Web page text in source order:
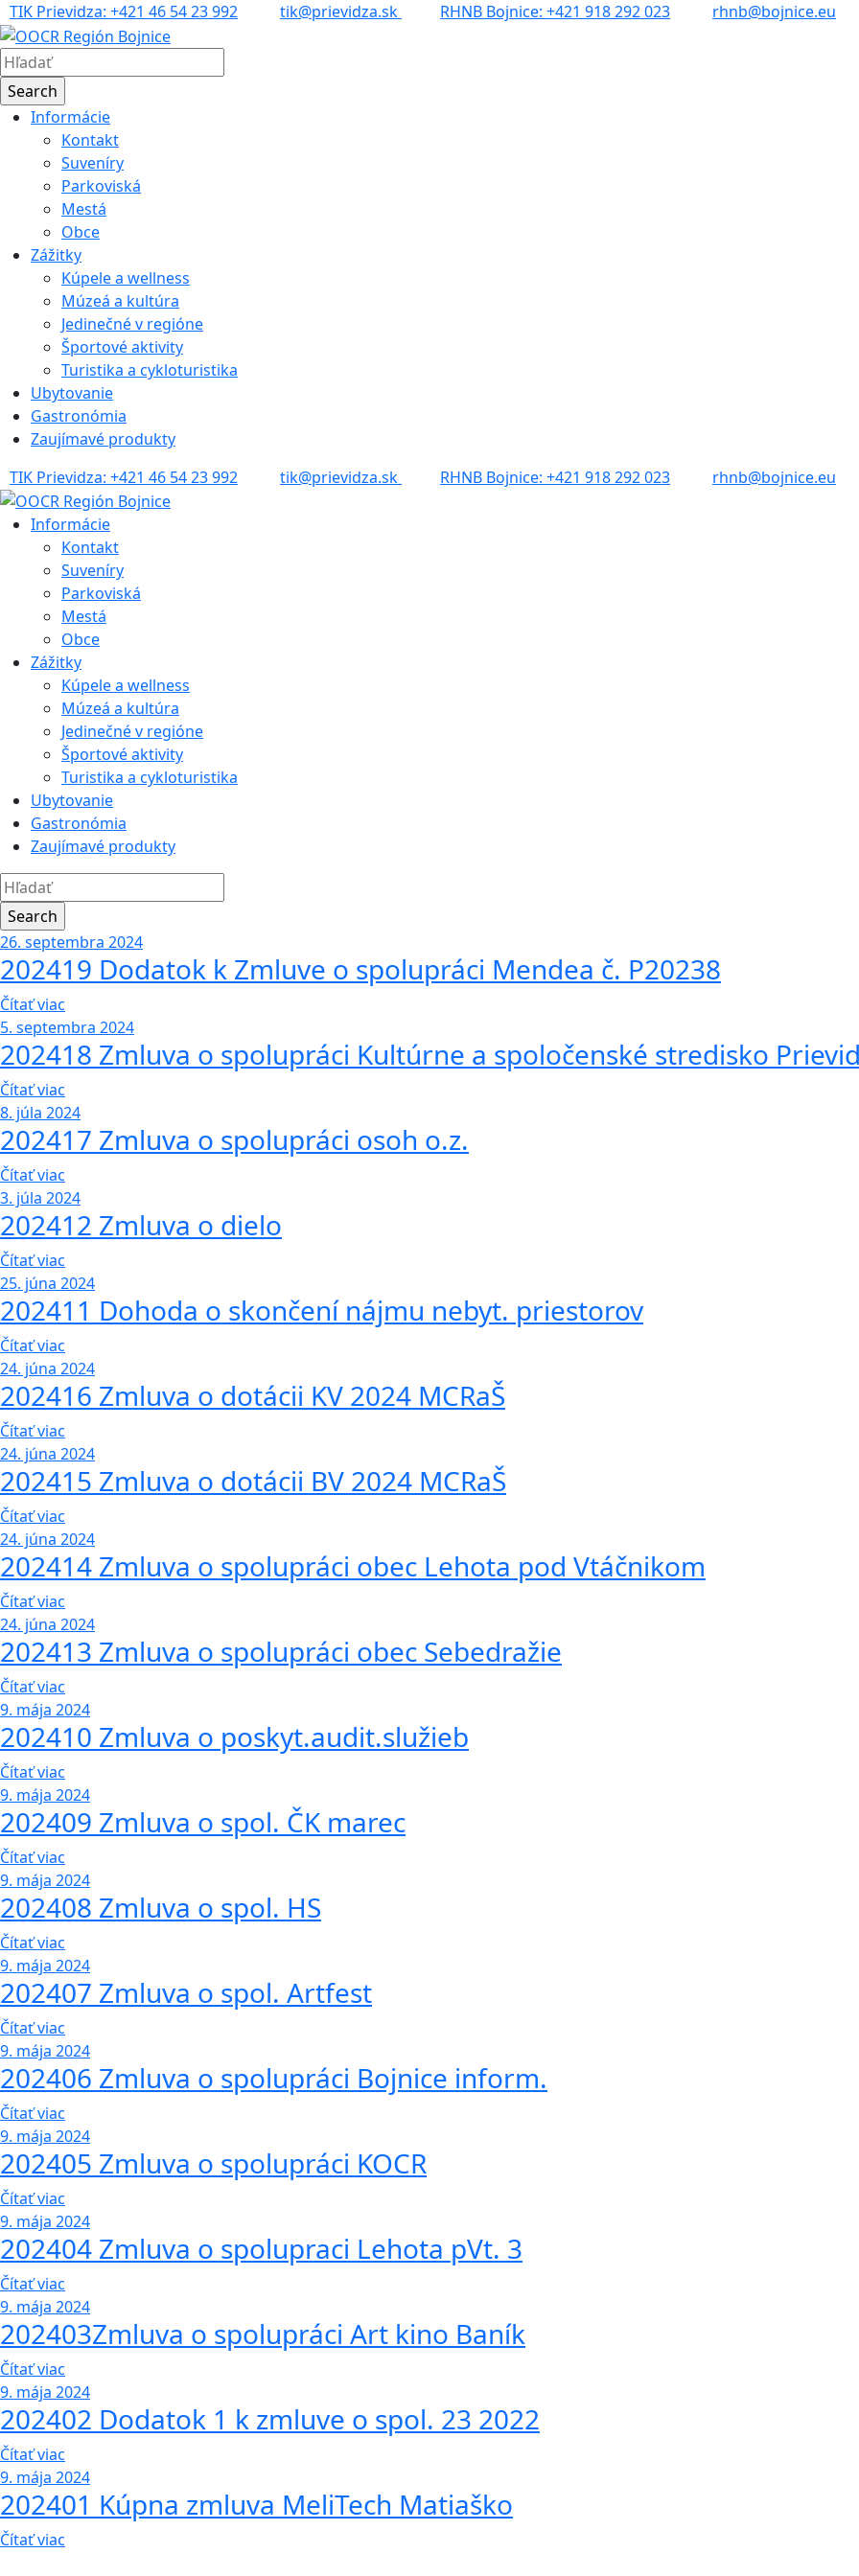
TIK Prievidza: +421 46 54 23 992 tik@prievidza.sk RHNB Bojnice: +421 918 292 023 rhnb@bojnice.eu
Informácie
Kontakt
Suveníry
Parkoviská
Mestá
Obce
Zážitky
Kúpele a wellness
Múzeá a kultúra
Jedinečné v regióne
Športové aktivity
Turistika a cykloturistika
Ubytovanie
Gastronómia
Zaujímavé produkty
TIK Prievidza: +421 46 54 23 992
tik@prievidza.sk RHNB Bojnice: +421 918 292 023 rhnb@bojnice.eu
Informácie
Kontakt
Suveníry
Parkoviská
Mestá
Obce
Zážitky
Kúpele a wellness
Múzeá a kultúra
Jedinečné v regióne
Športové aktivity
Turistika a cykloturistika
Ubytovanie
Gastronómia
Zaujímavé produkty
26. septembra 2024
202419 Dodatok k Zmluve o spolupráci Mendea č. P20238
Čítať viac
5. septembra 2024
202418 Zmluva o spolupráci Kultúrne a spoločenské stredisko
Čítať viac
8. júla 2024
202417 Zmluva o spolupráci osoh o.z.
Čítať viac
3. júla 2024
202412 Zmluva o dielo
Čítať viac
25. júna 2024
202411 Dohoda o skončení nájmu nebyt. priestorov
Čítať viac
24. júna 2024
202416 Zmluva o dotácii KV 2024 MCRaŠ
Čítať viac
24. júna 2024
202415 Zmluva o dotácii BV 2024 MCRaŠ
Čítať viac
24. júna 2024
202414 Zmluva o spolupráci obec Lehota pod Vtáčnikom
Čítať viac
24. júna 2024
202413 Zmluva o spolupráci obec Sebedražie
Čítať viac
9. mája 2024
202410 Zmluva o poskyt.audit.služieb
Čítať viac
9. mája 2024
202409 Zmluva o spol. ČK marec
Čítať viac
9. mája 2024
202408 Zmluva o spol. HS
Čítať viac
9. mája 2024
202407 Zmluva o spol. Artfest
Čítať viac
9. mája 2024
202406 Zmluva o spolupráci Bojnice inform.
Čítať viac
9. mája 2024
202405 Zmluva o spolupráci KOCR
Čítať viac
9. mája 2024
202404 Zmluva o spolupraci Lehota pVt. 3
Čítať viac
9. mája 2024
202403Zmluva o spolupráci Art kino Baník
Čítať viac
9. mája 2024
202402 Dodatok 1 k zmluve o spol. 23 2022
Čítať viac
9. mája 2024
202401 Kúpna zmluva MeliTech Matiaško
Čítať viac